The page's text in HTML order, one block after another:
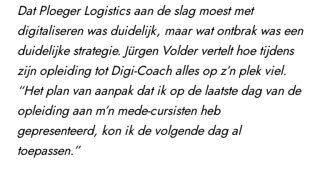
Dat Ploeger Logistics aan de slag moest met
digitaliseren was duidelijk, maar wat ontbrak was een
duidelijke strategie. Jürgen Volder vertelt hoe tijdens
zijn opleiding tot Digi-Coach alles op z’n plek viel.
“Het plan van aanpak dat ik op de laatste dag van de
opleiding aan m’n mede-cursisten heb
gepresenteerd, kon ik de volgende dag al
toepassen.”